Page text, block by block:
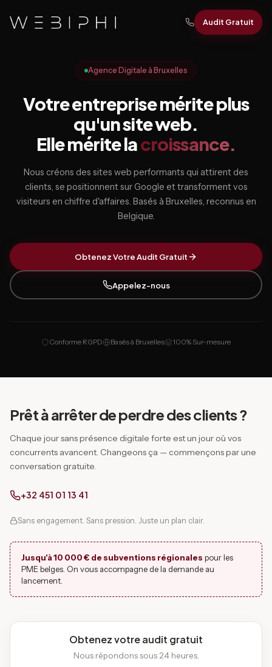
Audit Gratuit
Agence Digitale à Bruxelles
Votre entreprise mérite plus
qu'un site web.
Elle mérite lacroissance.
Nous créons des sites web performants qui attirent des
clients, se positionnent sur Google et transforment vos
visiteurs en chiffre d'affaires. Basés à Bruxelles, reconnus en
Belgique.
Obtenez Votre Audit Gratuit
Appelez-nous
Conforme RGPD Basés à Bruxelles 100% Sur-mesure
Prêt à arrêter de perdre des clients ?
Chaque jour sans présence digitale forte est un jour où vos
concurrents avancent. Changeons ça — commençons par une
conversation gratuite.
+32 451 01 13 41
Sans engagement. Sans pression. Juste un plan clair.
Jusqu'à 10 000 € de subventions régionales pour les
PME belges. On vous accompagne de la demande au
lancement.
Obtenez votre audit gratuit
Nous répondons sous 24 heures.